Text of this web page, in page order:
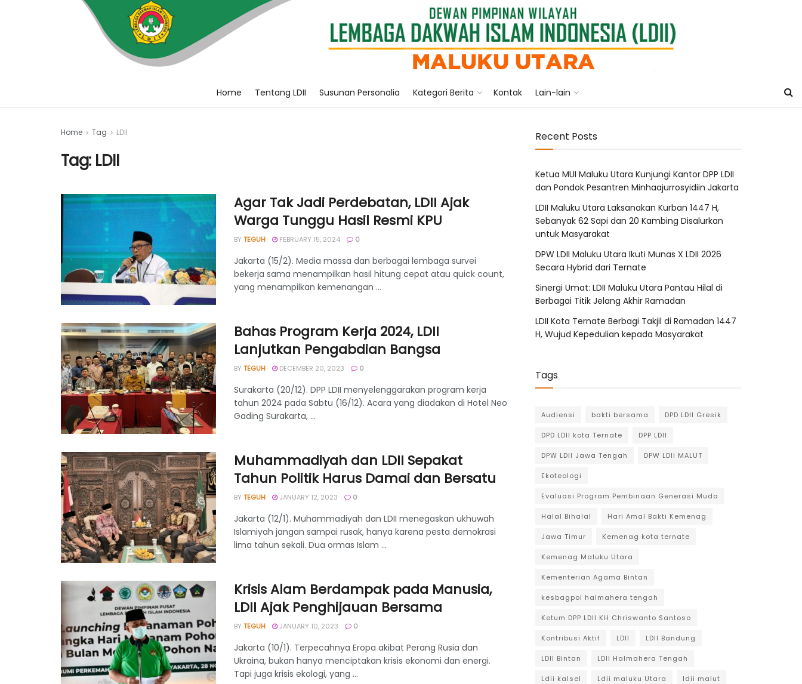
Home Tentang LDII Susunan Personalia Kategori Berita Kontak Lain-lain
Home Tag LDII
Tag: LDII
Agar Tak Jadi Perdebatan, LDII Ajak
Warga Tunggu Hasil Resmi KPU
BY TEGUH FEBRUARY 15, 2024 0
Jakarta (15/2). Media massa dan berbagai lembaga survei
bekerja sama menampilkan hasil hitung cepat atau quick count,
yang menampilkan kemenangan ...
Bahas Program Kerja 2024, LDII
Lanjutkan Pengabdian Bangsa
BY TEGUH DECEMBER 20, 2023 0
Surakarta (20/12). DPP LDII menyelenggarakan program kerja
tahun 2024 pada Sabtu (16/12). Acara yang diadakan di Hotel Neo
Gading Surakarta, ...
Muhammadiyah dan LDII Sepakat
Tahun Politik Harus Damai dan Bersatu
BY TEGUH JANUARY 12, 2023 0
Jakarta (12/1). Muhammadiyah dan LDII menegaskan ukhuwah
Islamiyah jangan sampai rusak, hanya karena pesta demokrasi
lima tahun sekali. Dua ormas Islam ...
Krisis Alam Berdampak pada Manusia,
LDII Ajak Penghijauan Bersama
BY TEGUH JANUARY 10, 2023 0
Jakarta (10/1). Terpecahnya Eropa akibat Perang Rusia dan
Ukraina, bukan hanya menciptakan krisis ekonomi dan energi.
Tapi juga krisis ekologi, yang ...
Recent Posts
Ketua MUI Maluku Utara Kunjungi Kantor DPP LDII
dan Pondok Pesantren Minhaajurrosyidiin Jakarta
LDII Maluku Utara Laksanakan Kurban 1447 H,
Sebanyak 62 Sapi dan 20 Kambing Disalurkan
untuk Masyarakat
DPW LDII Maluku Utara Ikuti Munas X LDII 2026
Secara Hybrid dari Ternate
Sinergi Umat: LDII Maluku Utara Pantau Hilal di
Berbagai Titik Jelang Akhir Ramadan
LDII Kota Ternate Berbagi Takjil di Ramadan 1447
H, Wujud Kepedulian kepada Masyarakat
Tags
Audiensi bakti bersama DPD LDII Gresik
DPD LDII kota Ternate DPP LDII
DPW LDII Jawa Tengah DPW LDII MALUT
Ekoteologi
Evaluasi Program Pembinaan Generasi Muda
Halal Bihalal Hari Amal Bakti Kemenag
Jawa Timur Kemenag kota ternate
Kemenag Maluku Utara
Kementerian Agama Bintan
kesbagpol halmahera tengah
Ketum DPP LDII KH Chriswanto Santoso
Kontribusi Aktif LDII LDII Bandung
LDII Bintan LDII Halmahera Tengah
Ldii kalsel Ldii maluku Utara ldii malut